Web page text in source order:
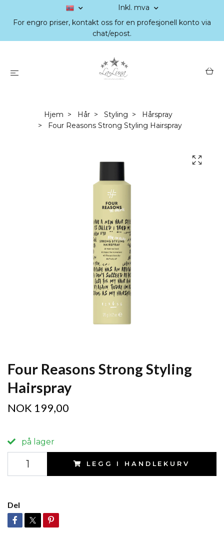
Inkl. mva
For engro priser, kontakt oss for en profesjonell konto via
chat/epost.
Hjem Hår Styling
Hårspray
Four Reasons Strong Styling Hairspray
Four Reasons Strong Styling
Hairspray
NOK 199,00
på lager
LEGG I HANDLEKURV
Del